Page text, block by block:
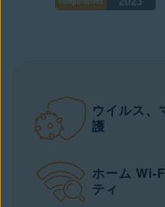
ウイルス、
護
ホーム Wi-
ティ